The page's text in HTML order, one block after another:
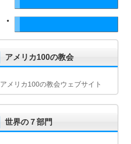
アメリカ100の教会
アメリカ100の教会ウェブサイト
世界の７部門